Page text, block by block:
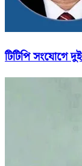
টিটিপি সংযোগে